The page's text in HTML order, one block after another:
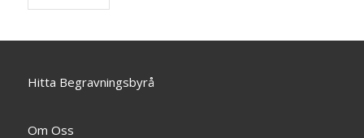
Hitta Begravningsbyrå
Om Oss